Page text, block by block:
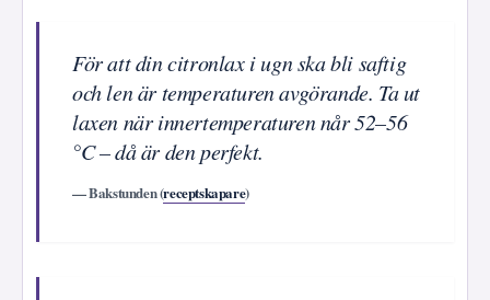
För att din citronlax i ugn ska bli saftig
och len är temperaturen avgörande. Ta ut
laxen när innertemperaturen når 52–56
°C – då är den perfekt.
— Bakstunden (receptskapare)